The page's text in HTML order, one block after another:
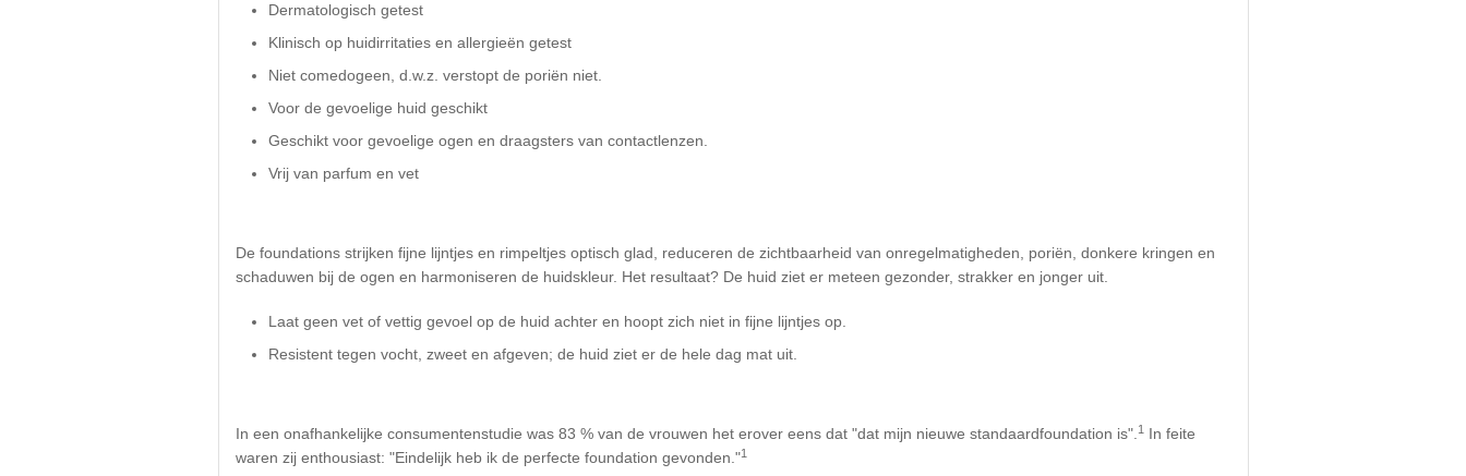
Dermatologisch getest
Klinisch op huidirritaties en allergieën getest
Niet comedogeen, d.w.z. verstopt de poriën niet.
Voor de gevoelige huid geschikt
Geschikt voor gevoelige ogen en draagsters van contactlenzen.
Vrij van parfum en vet
De foundations strijken fijne lijntjes en rimpeltjes optisch glad, reduceren de zichtbaarheid van onregelmatigheden, poriën, donkere kringen en
schaduwen bij de ogen en harmoniseren de huidskleur. Het resultaat? De huid ziet er meteen gezonder, strakker en jonger uit.
Laat geen vet of vettig gevoel op de huid achter en hoopt zich niet in fijne lijntjes op.
Resistent tegen vocht, zweet en afgeven; de huid ziet er de hele dag mat uit.
In een onafhankelijke consumentenstudie was 83 % van de vrouwen het erover eens dat "dat mijn nieuwe standaardfoundation is". 1In feite
waren zij enthousiast: "Eindelijk heb ik de perfecte foundation gevonden."1